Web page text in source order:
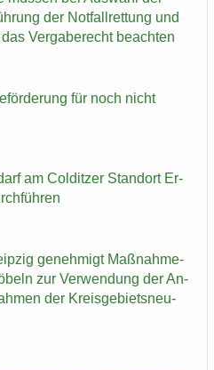
der Not­fall­ret­tung und
Ver­ga­be­recht be­ach­ten
für noch nicht
am Col­dit­zer Stand­ort Er­
ge­neh­migt Maß­nah­me­
zur Ver­wen­dung der An­
der Kreis­ge­biets­neu­